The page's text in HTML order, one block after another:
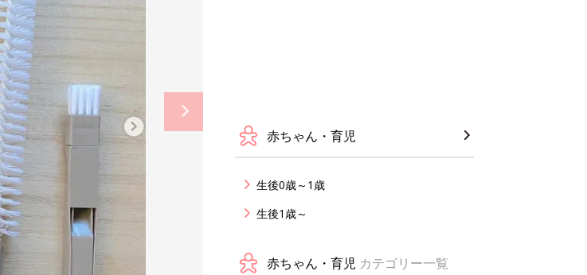
赤ちゃん・育児
生後0歳～1歳
生後1歳～
赤ちゃん・育児 カテゴリー一覧